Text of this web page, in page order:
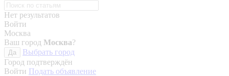
Нет результатов
Войти
Москва
Ваш город Москва?
Да
Выбрать город
Город подтверждён
Войти Подать объявление